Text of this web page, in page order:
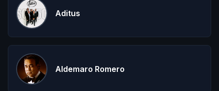
Aditus
Aldemaro Romero